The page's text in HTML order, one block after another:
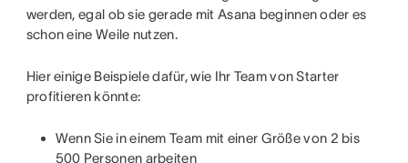
werden, egal ob sie gerade mit Asana beginnen oder es
schon eine Weile nutzen.
Hier einige Beispiele dafür, wie Ihr Team von Starter
profitieren könnte:
Wenn Sie in einem Team mit einer Größe von 2 bis
500 Personen arbeiten